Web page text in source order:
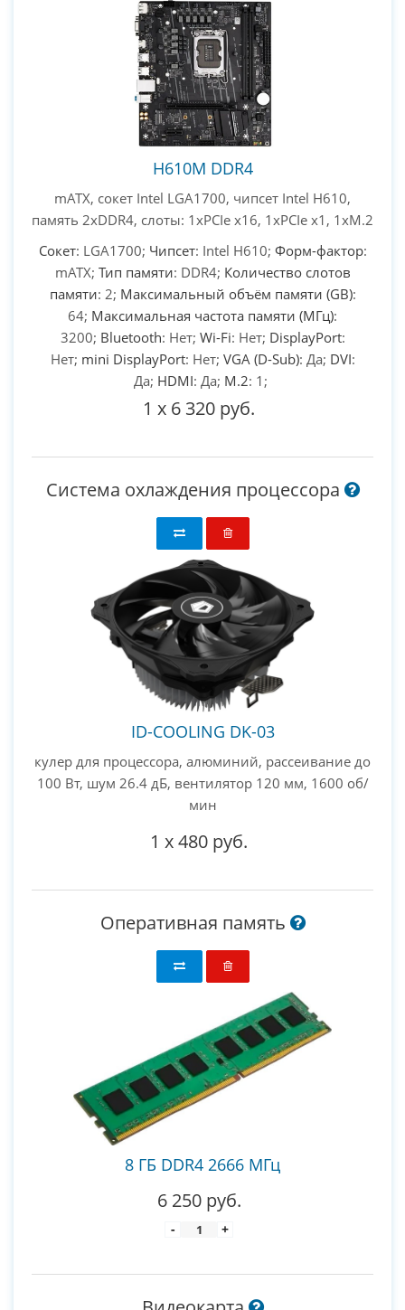
H610M DDR4
mATX, сокет Intel LGA1700, чипсет Intel H610,
память 2xDDR4, слоты: 1xPCIe x16, 1xPCIe x1, 1xM.2
Сокет: LGA1700; Чипсет: Intel H610; Форм-фактор:
mATX; Тип памяти: DDR4; Количество слотов
памяти: 2; Максимальный объём памяти (GB):
64; Максимальная частота памяти (МГц):
3200; Bluetooth: Нет; Wi-Fi: Нет; DisplayPort:
Нет; mini DisplayPort: Нет; VGA (D-Sub): Да; DVI:
Да; HDMI: Да; M.2: 1;
1 x 6 320 руб.
Система охлаждения процессора
ID-COOLING DK-03
кулер для процессора, алюминий, рассеивание до
100 Вт, шум 26.4 дБ, вентилятор 120 мм, 1600 об/
мин
1 x480 руб.
Оперативная память
8 ГБ DDR4 2666 МГц
6 250 руб.
- +